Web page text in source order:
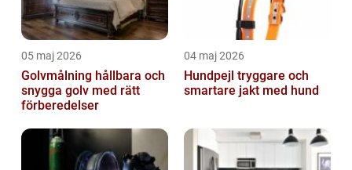
05 maj 2026
Golvmålning hållbara och
snygga golv med rätt
förberedelser
04 maj 2026
Hundpejl tryggare och
smartare jakt med hund